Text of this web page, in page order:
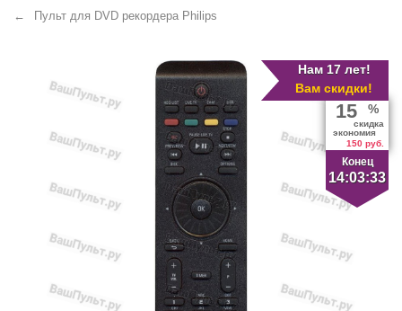
Пульт для DVD рекордера Philips
Нам 17 лет!
Вам скидки!
Конец
14:03:33
15 %
скидка
экономия
150 руб.